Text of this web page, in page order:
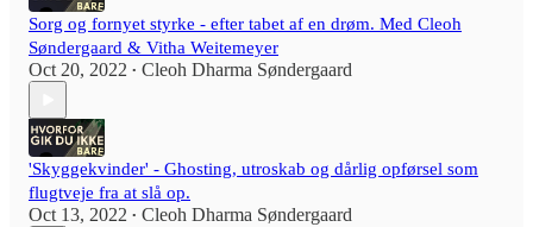
Sorg og fornyet styrke - efter tabet af en drøm. Med Cleoh
Søndergaard & Vitha Weitemeyer
Oct 20, 2022 • Cleoh Dharma Søndergaard
'Skyggekvinder' - Ghosting, utroskab og dårlig opførsel som
flugtveje fra at slå op.
Oct 13, 2022 • Cleoh Dharma Søndergaard